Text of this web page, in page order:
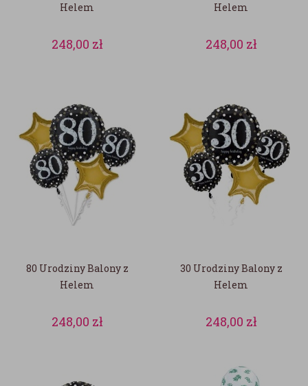
Helem
248,00 zł
Helem
248,00 zł
80 Urodziny Balony z
Helem
248,00 zł
30 Urodziny Balony z
Helem
248,00 zł